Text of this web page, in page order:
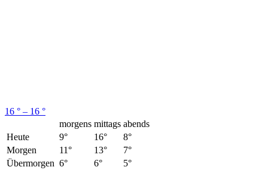
16 ° – 16 °
morgens mittags abends
Heute
9° 16°
8°
Morgen
11° 13°
7°
Übermorgen 6° 6°
5°